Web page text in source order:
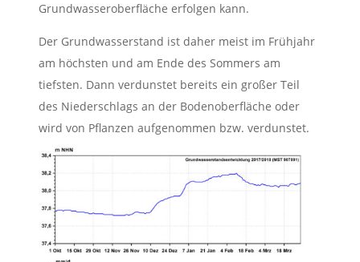
Grundwasseroberfläche erfolgen kann.
Der Grundwasserstand ist daher meist im Frühjahr
am höchsten und am Ende des Sommers am
tiefsten. Dann verdunstet bereits ein großer Teil
des Niederschlags an der Bodenoberfläche oder
wird von Pflanzen aufgenommen bzw. verdunstet.